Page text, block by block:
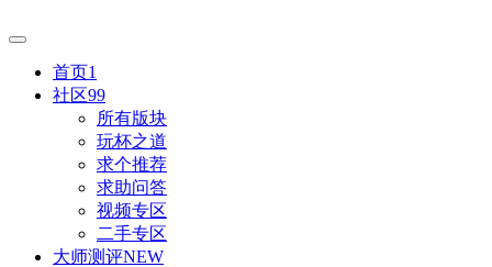
首页1
社区99
所有版块
玩杯之道
求个推荐
求助问答
视频专区
二手专区
大师测评NEW